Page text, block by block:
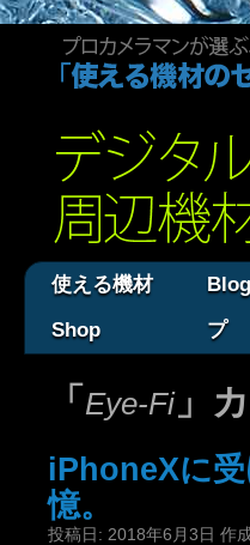
使える機材
Shop
プ
「 Eye-Fi」
iPhoneXに
憶。
投稿日: 2018年6月3日 作